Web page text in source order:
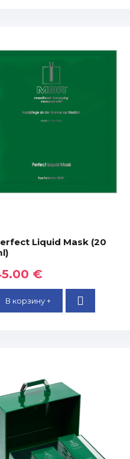
Liquid Mask (20
€
В корзину +